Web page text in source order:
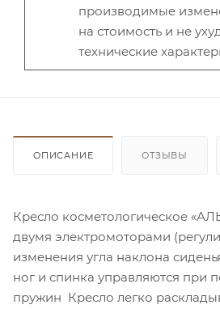
производимые
на стоимость и не
технические
ОПИСАНИЕ ОТЗЫВЫ
Кресло косметологическое
двумя электромоторами
изменения угла наклона
ног и спинка управляются при
пружин Кресло легко